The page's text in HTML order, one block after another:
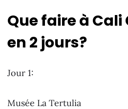
Que faire à
en 2 jours?
Jour 1:
Musée La Tertulia